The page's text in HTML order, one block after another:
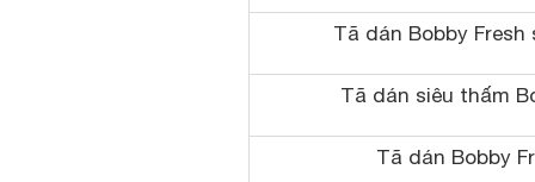
Tã dán Bobby Fresh
Tã dán siêu thấm
Tã dán Bobby